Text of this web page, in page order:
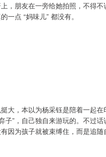
，朋友在一旁给她拍照，不得不
一点 “妈味儿” 都没有。
大，本以为杨采钰是陪着一起在
子”，自己独自来游玩的。不过
因为孩子就被束缚住，而是追随